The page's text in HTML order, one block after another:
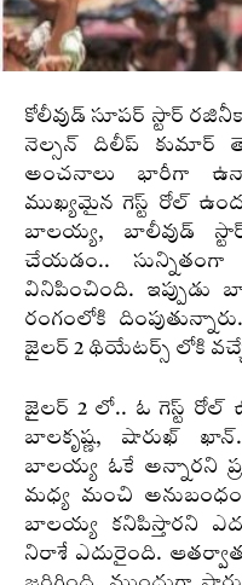
కోలీవుడ్ సూపర్ స్టార్
నెల్సన్ దిలీప్ కుమార్
అంచనాలు భారీగా
ముఖ్యమైన గెస్ట్ రోల్
బాలయ్య, బాలీవుడ్
చేయడం..
వినిపించింది. ఇప్పుడు
రంగంలోకి
జైలర్ 2 థియేటర్స్ లోకి
జైలర్ 2 లో.. ఓ గెస్ట్
బాలకృష్ణ, షారుఖ్
బాలయ్య ఓకే అన్నారని
మధ్య మంచి
బాలయ్య కనిపిస్తారని
నిరాశే ఎదురైంది.